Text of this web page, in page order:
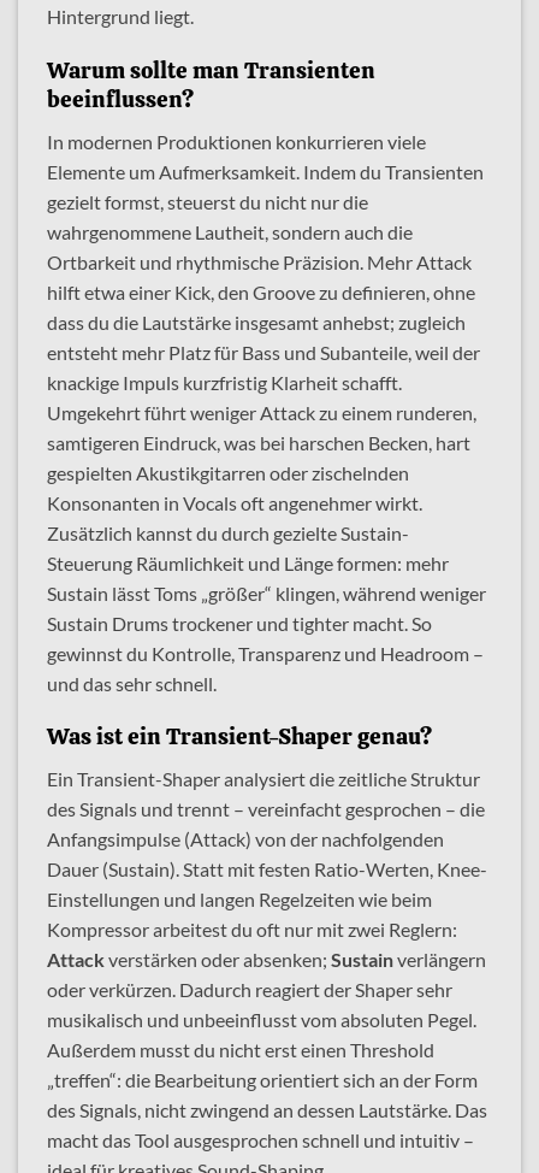
Hintergrund liegt.
Warum sollte man Transienten
beeinflussen?
In modernen Produktionen konkurrieren viele
Elemente um Aufmerksamkeit. Indem du Transienten
gezielt formst, steuerst du nicht nur die
wahrgenommene Lautheit, sondern auch die
Ortbarkeit und rhythmische Präzision. Mehr Attack
hilft etwa einer Kick, den Groove zu definieren, ohne
dass du die Lautstärke insgesamt anhebst; zugleich
entsteht mehr Platz für Bass und Subanteile, weil der
knackige Impuls kurzfristig Klarheit schafft.
Umgekehrt führt weniger Attack zu einem runderen,
samtigeren Eindruck, was bei harschen Becken, hart
gespielten Akustikgitarren oder zischelnden
Konsonanten in Vocals oft angenehmer wirkt.
Zusätzlich kannst du durch gezielte Sustain-
Steuerung Räumlichkeit und Länge formen: mehr
Sustain lässt Toms „größer“ klingen, während weniger
Sustain Drums trockener und tighter macht. So
gewinnst du Kontrolle, Transparenz und Headroom –
und das sehr schnell.
Was ist ein Transient-Shaper genau?
Ein Transient-Shaper analysiert die zeitliche Struktur
des Signals und trennt – vereinfacht gesprochen – die
Anfangsimpulse (Attack) von der nachfolgenden
Dauer (Sustain). Statt mit festen Ratio-Werten, Knee-
Einstellungen und langen Regelzeiten wie beim
Kompressor arbeitest du oft nur mit zwei Reglern:
Attackverstärken oder absenken; Sustainverlängern
oder verkürzen. Dadurch reagiert der Shaper sehr
musikalisch und unbeeinflusst vom absoluten Pegel.
Außerdem musst du nicht erst einen Threshold
„treffen“: die Bearbeitung orientiert sich an der Form
des Signals, nicht zwingend an dessen Lautstärke. Das
macht das Tool ausgesprochen schnell und intuitiv –